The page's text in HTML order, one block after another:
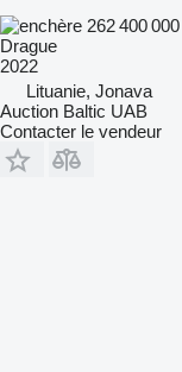
262 400
Drague
2022
Lituanie, Jonava
Auction Baltic UAB
Contacter le vendeur